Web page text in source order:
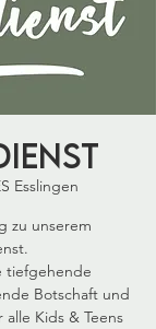
Esslingen
zu unserem
tiefgehende
Botschaft und
Kids & Teens